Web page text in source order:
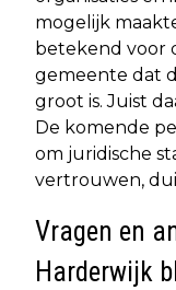
mogelijk
betekend voor
gemeente dat
groot is. Juist
De komende
om juridische
vertrouwen,
Vragen en
Harderwijk